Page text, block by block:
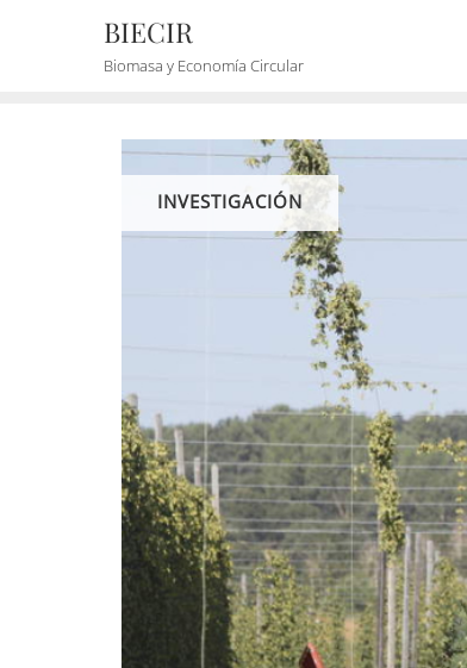
BIECIR
Biomasa y Economía Circular
INVESTIGACIÓN